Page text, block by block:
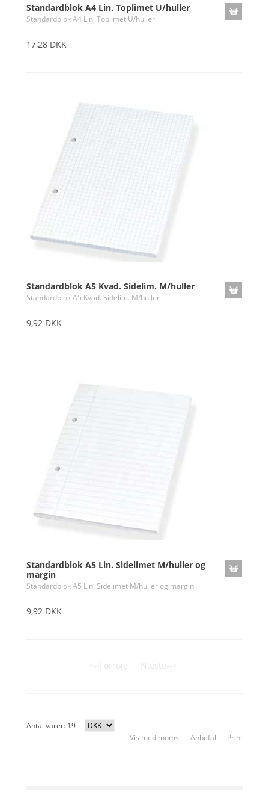
Standardblok A4 Lin. Toplimet U/huller
Standardblok A4 Lin. Toplimet U/huller
17,28 DKK
Standardblok A5 Kvad. Sidelim. M/huller
Standardblok A5 Kvad. Sidelim. M/huller
9,92 DKK
Standardblok A5 Lin. Sidelimet M/huller og
margin
Standardblok A5 Lin. Sidelimet M/huller og margin
9,92 DKK
<--Forrige Næste-->
Antal varer: 19
Vis med moms
Anbefal Print